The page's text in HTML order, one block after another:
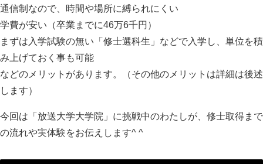
通信制なので、時間や場所に縛られにくい
学費が安い（卒業までに46万6千円）
まずは入学試験の無い「修士選科生」などで入学し、単位を積
み上げておく事も可能
などのメリットがあります。（その他のメリットは詳細は後述
します）
今回は「放送大学大学院」に挑戦中のわたしが、修士取得まで
の流れや実体験をお伝えします^ ^